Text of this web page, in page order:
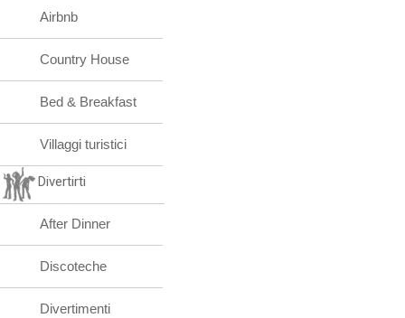
Airbnb
Country House
Bed & Breakfast
Villaggi turistici
Divertirti
After Dinner
Discoteche
Divertimenti